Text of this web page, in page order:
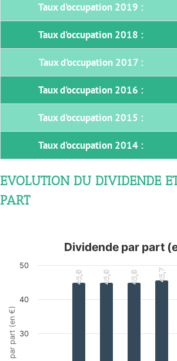
Taux d'occupation 2019 :
Taux d'occupation 2018 :
Taux d'occupation 2017 :
Taux d'occupation 2016 :
Taux d'occupation 2015 :
Taux d'occupation 2014 :
EVOLUTION DU DIVIDENDE
PART
Dividende par part
45,0
45,0 45,0
45,0 45,0
45,0 45,7
45,7
30
40
50